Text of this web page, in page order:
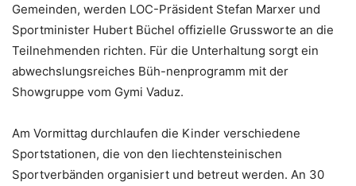
Gemeinden, werden LOC-Präsident Stefan Marxer und
Sportminister Hubert Büchel offizielle Grussworte an die
Teilnehmenden richten. Für die Unterhaltung sorgt ein
abwechslungsreiches Büh-nenprogramm mit der
Showgruppe vom Gymi Vaduz.
Am Vormittag durchlaufen die Kinder verschiedene
Sportstationen, die von den liechtensteinischen
Sportverbänden organisiert und betreut werden. An 30